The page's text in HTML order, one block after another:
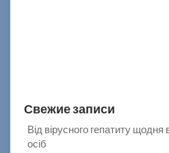
Свежие записи
Від вірусного гепатиту
осіб